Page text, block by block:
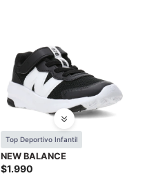
Top Deportivo Infantil
NEW BALANCE
$1.990